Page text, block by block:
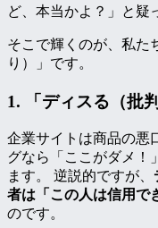
ど、本当かよ？」と疑
そこで輝くのが、私た
り）」です。
1. 「ディスる（批
企業サイトは商品の悪
グなら「ここがダメ！
ます。 逆説的ですが、
者は「この人は信用で
のです。